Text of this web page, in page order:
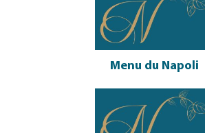
Menu du Napoli